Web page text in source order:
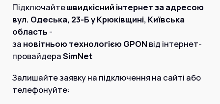
Акції
Інтернет
Інтернет+ТБ
Телебачення
Домофонія
Відеонагляд
Про нас
Контакти
Інше
Для дому
Підключайтешвидкісний інтернет за адресою
вул. Одеська, 23-Б у Крюківщині, Київська
область -
за новітньою технологією GPON від інтернет-
провайдераSimNet
Залишайте заявку на підключення на сайті або
телефонуйте: